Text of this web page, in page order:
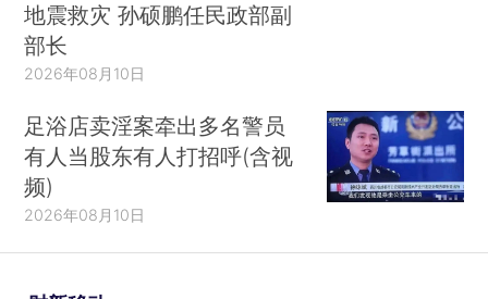
地震救灾 孙硕鹏任民政部副
部长
2026年08月10日
足浴店卖淫案牵出多名警员
有人当股东有人打招呼(含视
频)
2026年08月10日